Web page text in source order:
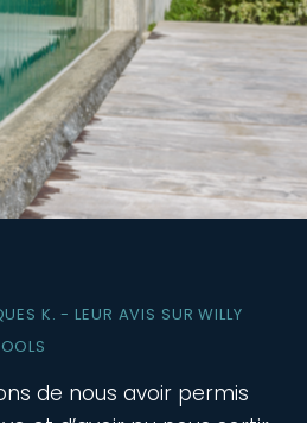
K. - LEUR AVIS SUR WILLY
de nous avoir permis